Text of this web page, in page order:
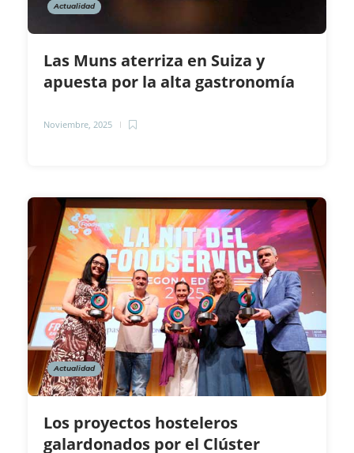
Actualidad
Las Muns aterriza en Suiza y
apuesta por la alta gastronomía
Noviembre, 2025
Actualidad
Los proyectos hosteleros
galardonados por el Clúster